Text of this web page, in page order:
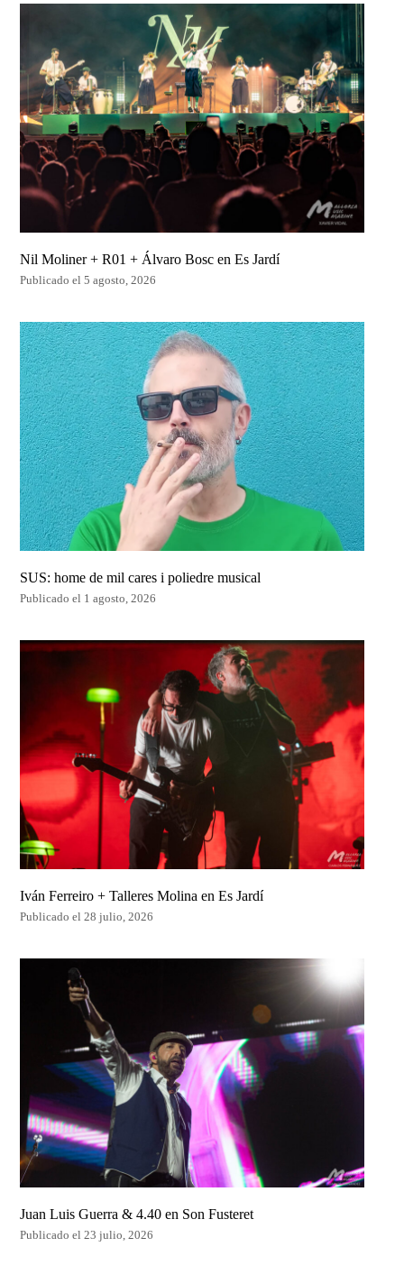
Nil Moliner + R01 + Álvaro Bosc en Es Jardí
Publicado el 5 agosto, 2026
SUS: home de mil cares i poliedre musical
Publicado el 1 agosto, 2026
Iván Ferreiro + Talleres Molina en Es Jardí
Publicado el 28 julio, 2026
Juan Luis Guerra & 4.40 en Son Fusteret
Publicado el 23 julio, 2026